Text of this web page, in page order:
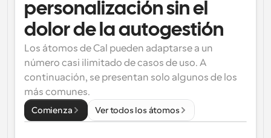
personalización sin el
dolor de la autogestión
Los átomos de Cal pueden adaptarse a un
número casi ilimitado de casos de uso. A
continuación, se presentan solo algunos de los
más comunes.
Comienza Ver todos los átomos